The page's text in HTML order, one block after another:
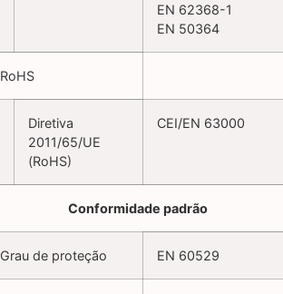
EN 62368-1
EN 50364
RoHS
Diretiva
2011/65/UE
(RoHS)
CEI/EN 63000
Conformidade padrão
Grau de proteção EN 60529